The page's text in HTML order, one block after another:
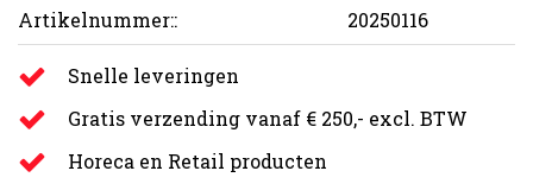
Artikelnummer:: 20250116
Snelle leveringen
Gratis verzending vanaf € 250,- excl. BTW
Horeca en Retail producten